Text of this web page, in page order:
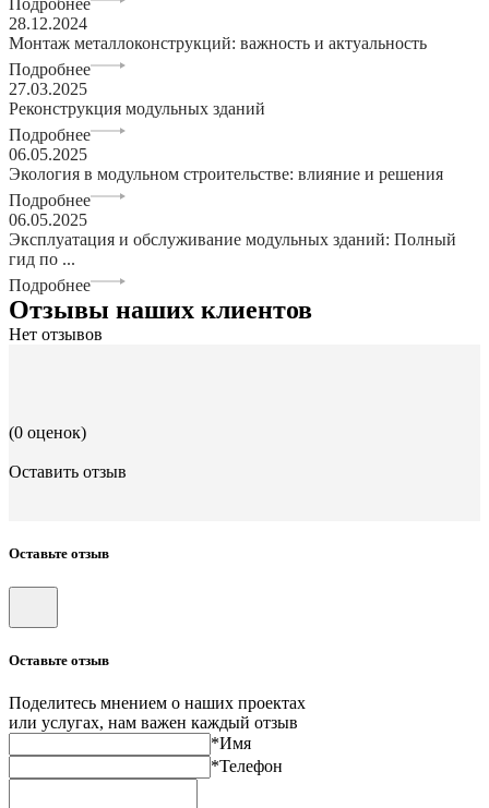
28.12.2024
Монтаж металлоконструкций: важность и актуальность
Подробнее
27.03.2025
Реконструкция модульных зданий
Подробнее
06.05.2025
Экология в модульном строительстве: влияние и решения
Подробнее
06.05.2025
Эксплуатация и обслуживание модульных зданий: Полный
гид по ...
Подробнее
Отзывы наших клиентов
Нет отзывов
(0 оценок)
Оставить отзыв
Оставьте отзыв
Оставьте отзыв
Поделитесь мнением о наших проектах
или услугах, нам важен каждый отзыв
*Имя
*Телефон